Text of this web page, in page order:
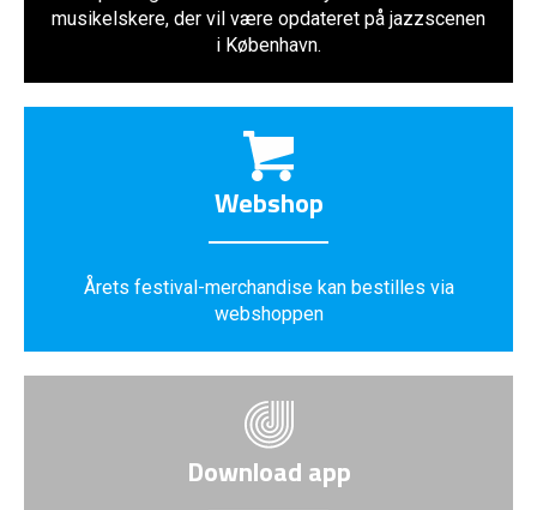
musikelskere, der vil være opdateret på jazzscenen
i København.
Webshop
Årets festival-merchandise kan bestilles via
webshoppen
Download app